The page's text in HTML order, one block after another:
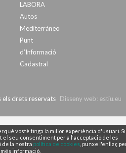
LABORA
Autos
Mediterráneo
Punt
d’Informació
Cadastral
Disseny web: estiu.eu
drets reservats
vostè tinga la millor experiència d'usuari. Si
el seu consentiment per a l'acceptació de les
de la nostra política de cookies , punxe l'enllaç
més informació.